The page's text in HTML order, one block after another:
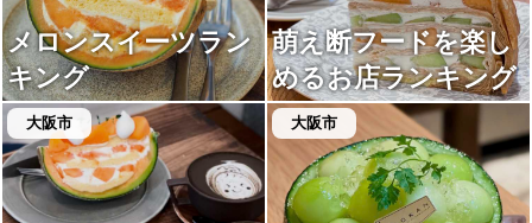
メロンスイーツラン
キング
萌え断フードを楽し
めるお店ランキング
大阪市 大阪市